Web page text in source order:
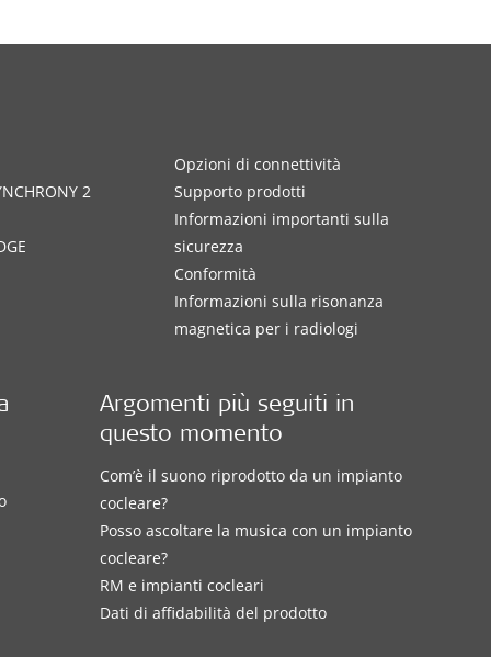
2
Opzioni di connettività
Supporto prodotti
Informazioni importanti sulla
sicurezza
Conformità
Informazioni sulla risonanza
magnetica per i radiologi
Argomenti più seguiti in
questo momento
Com’è il suono riprodotto da un impianto
cocleare?
Posso ascoltare la musica con un impianto
cocleare?
RM e impianti cocleari
Dati di affidabilità del prodotto